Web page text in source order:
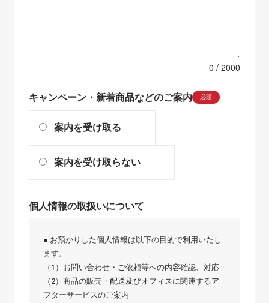
0
キャンペーン・新着商品などのご案内 必須
案内を受け取る
案内を受け取らない
個人情報の取扱いについて
● お預かりした個人情報は以下の目的で利用いたし
ます。
（1）お問い合わせ・ご依頼等への内容確認、対応
（2）商品の販売・配送及びオフィスに関連するア
フターサービスのご案内